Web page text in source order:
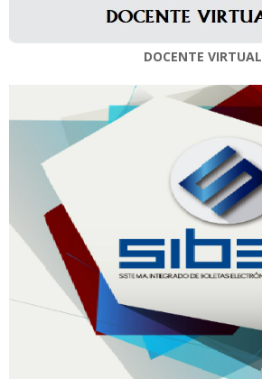
DOCENTE VIRTUAL